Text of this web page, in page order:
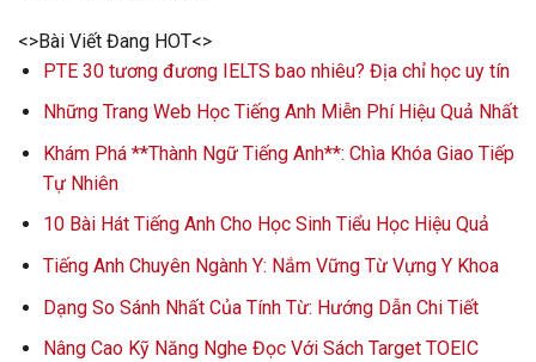
<>Bài Viết Đang HOT<>
PTE 30 tương đương IELTS bao nhiêu? Địa chỉ học uy tín
Những Trang Web Học Tiếng Anh Miễn Phí Hiệu Quả Nhất
Khám Phá **Thành Ngữ Tiếng Anh**: Chìa Khóa Giao Tiếp
Tự Nhiên
10 Bài Hát Tiếng Anh Cho Học Sinh Tiểu Học Hiệu Quả
Tiếng Anh Chuyên Ngành Y: Nắm Vững Từ Vựng Y Khoa
Dạng So Sánh Nhất Của Tính Từ: Hướng Dẫn Chi Tiết
Nâng Cao Kỹ Năng Nghe Đọc Với Sách Target TOEIC